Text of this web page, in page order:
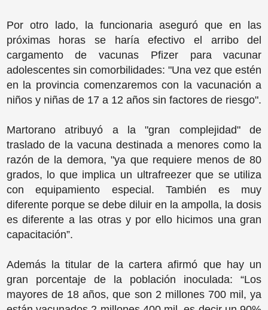
Por otro lado, la funcionaria aseguró que en las
próximas horas se haría efectivo el arribo del
cargamento de vacunas Pfizer para vacunar
adolescentes sin comorbilidades: "Una vez que estén
en la provincia comenzaremos con la vacunación a
niños y niñas de 17 a 12 años sin factores de riesgo".
Martorano atribuyó a la "gran complejidad" de
traslado de la vacuna destinada a menores como la
razón de la demora, "ya que requiere menos de 80
grados, lo que implica un ultrafreezer que se utiliza
con equipamiento especial. También es muy
diferente porque se debe diluir en la ampolla, la dosis
es diferente a las otras y por ello hicimos una gran
capacitación”.
Además la titular de la cartera afirmó que hay un
gran porcentaje de la población inoculada: “Los
mayores de 18 años, que son 2 millones 700 mil, ya